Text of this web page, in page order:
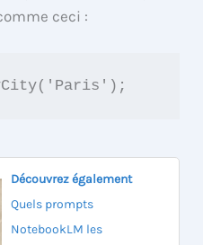
ceci :
Découvrez également
Quels prompts
NotebookLM les